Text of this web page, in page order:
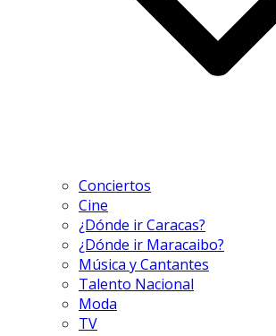
Conciertos
Cine
¿Dónde ir Caracas?
¿Dónde ir Maracaibo?
Música y Cantantes
Talento Nacional
Moda
TV